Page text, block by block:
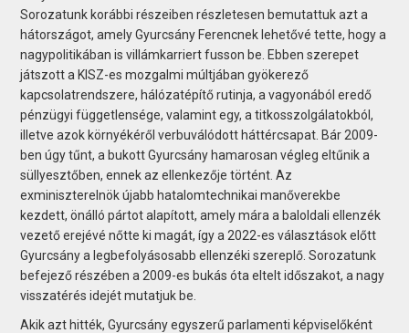
Sorozatunk korábbi részeiben részletesen bemutattuk azt a
hátországot, amely Gyurcsány Ferencnek lehetővé tette, hogy a
nagypolitikában is villámkarriert fusson be. Ebben szerepet
játszott a KISZ-es mozgalmi múltjában gyökerező
kapcsolatrendszere, hálózatépítő rutinja, a vagyonából eredő
pénzügyi függetlensége, valamint egy, a titkosszolgálatokból,
illetve azok környékéről verbuválódott háttércsapat. Bár 2009-
ben úgy tűnt, a bukott Gyurcsány hamarosan végleg eltűnik a
süllyesztőben, ennek az ellenkezője történt. Az
exminiszterelnök újabb hatalomtechnikai manőverekbe
kezdett, önálló pártot alapított, amely mára a baloldali ellenzék
vezető erejévé nőtte ki magát, így a 2022-es választások előtt
Gyurcsány a legbefolyásosabb ellenzéki szereplő. Sorozatunk
befejező részében a 2009-es bukás óta eltelt időszakot, a nagy
visszatérés idejét mutatjuk be.
Akik azt hitték, Gyurcsány egyszerű parlamenti képviselőként